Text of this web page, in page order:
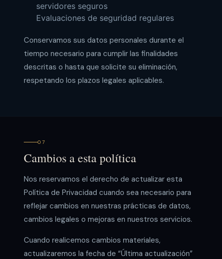
servidores seguros
Evaluaciones de seguridad regulares
Conservamos sus datos personales durante el
tiempo necesario para cumplir las finalidades
descritas o hasta que solicite su eliminación,
respetando los plazos legales aplicables.
07
Cambios a esta política
Nos reservamos el derecho de actualizar esta
Política de Privacidad cuando sea necesario para
reflejar cambios en nuestras prácticas de datos,
cambios legales o mejoras en nuestros servicios.
Cuando realicemos cambios materiales,
actualizaremos la fecha de “Última actualización”